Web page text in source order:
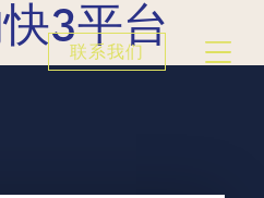
3平台
联系我们